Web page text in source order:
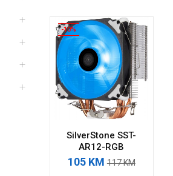
-10%
SilverStone SST-
AR12-RGB
105 KM 117 KM